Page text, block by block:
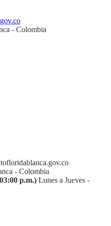
- Colombia
- Colombia
p.m.) Lunes a Jueves -